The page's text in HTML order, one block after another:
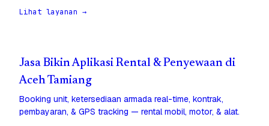
Lihat layanan →
Jasa Bikin Aplikasi Rental & Penyewaan di
Aceh Tamiang
Booking unit, ketersediaan armada real-time, kontrak,
pembayaran, & GPS tracking — rental mobil, motor, & alat.